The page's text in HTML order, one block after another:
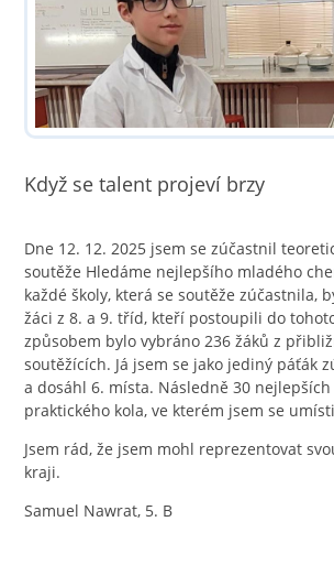
Když se talent projeví brzy
Dne 12. 12. 2025 jsem se zúčastnil
soutěže Hledáme nejlepšího mladého
každé školy, která se soutěže zúčastnila,
žáci z 8. a 9. tříd, kteří postoupili do
způsobem bylo vybráno 236 žáků z
soutěžících. Já jsem se jako jediný páťák
a dosáhl 6. místa. Následně 30
praktického kola, ve kterém jsem se
Jsem rád, že jsem mohl reprezentovat
kraji.
Samuel Nawrat, 5. B